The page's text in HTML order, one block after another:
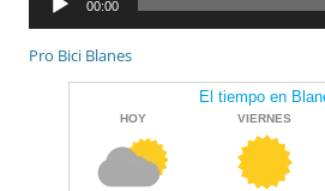
00:00
Pro Bici Blanes